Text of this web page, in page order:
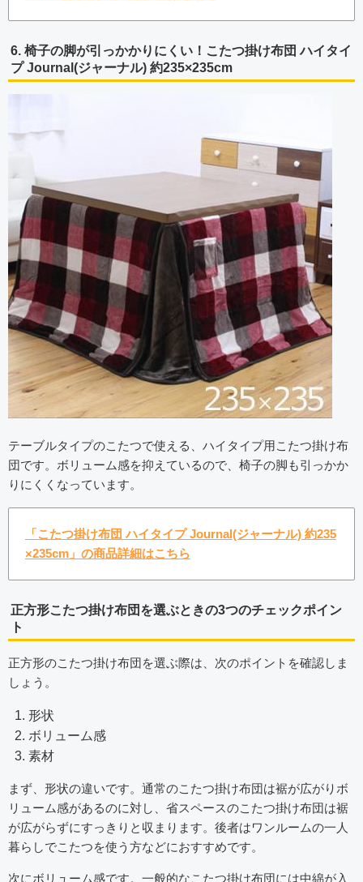
6. 椅子の脚が引っかかりにくい！こたつ掛け布団 ハイタイ
プ Journal(ジャーナル) 約235×235cm
テーブルタイプのこたつで使える、ハイタイプ用こたつ掛け布
団です。ボリューム感を抑えているので、椅子の脚も引っかか
りにくくなっています。
「こたつ掛け布団 ハイタイプ Journal(ジャーナル) 約235
×235cm」の商品詳細はこちら
正方形こたつ掛け布団を選ぶときの3つのチェックポイン
ト
正方形のこたつ掛け布団を選ぶ際は、次のポイントを確認しま
しょう。
形状
ボリューム感
素材
まず、形状の違いです。通常のこたつ掛け布団は裾が広がりボ
リューム感があるのに対し、省スペースのこたつ掛け布団は裾
が広がらずにすっきりと収まります。後者はワンルームの一人
暮らしでこたつを使う方などにおすすめです。
次にボリューム感です。一般的なこたつ掛け布団には中綿が入